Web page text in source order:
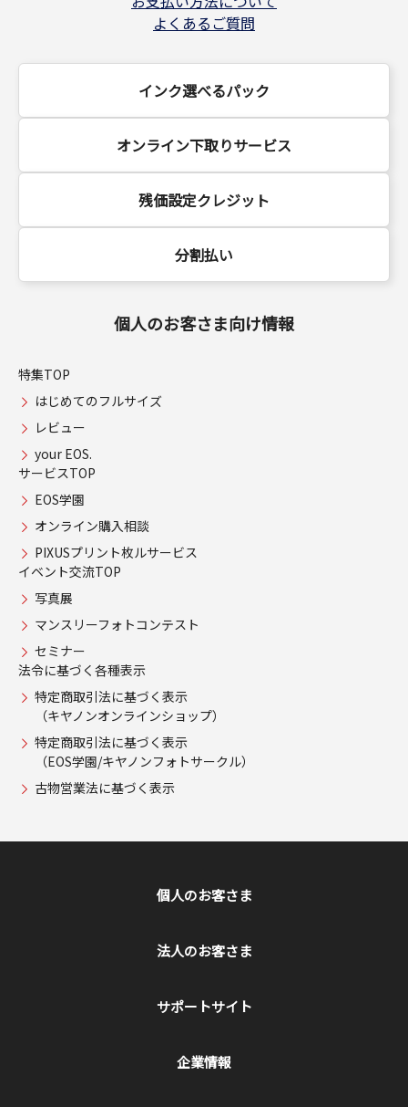
よくあるご質問
インク選べるパック
オンライン下取りサービス
残価設定クレジット
分割払い
個人のお客さま向け情報
特集TOP
はじめてのフルサイズ
レビュー
your EOS.
サービスTOP
EOS学園
オンライン購入相談
PIXUSプリント枚ルサービス
イベント交流TOP
写真展
マンスリーフォトコンテスト
セミナー
法令に基づく各種表示
特定商取引法に基づく表示
（キヤノンオンラインショップ）
特定商取引法に基づく表示
（EOS学園/キヤノンフォトサークル）
古物営業法に基づく表示
個人のお客さま
法人のお客さま
サポートサイト
企業情報